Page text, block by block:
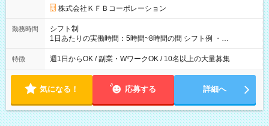
株式会社ＫＦＢコーポレーション
勤務時間
シフト制
1日あたりの実働時間：5時間~8時間の間 シフト例 ・
9:30~18:00 実働7.5時間 ・9:30~14:30 実働5時間 ・
16:00~21:30 実働5.5時間
特徴 週1日からOK / 副業・WワークOK / 10名以上の大量募集
気になる！ 応募する 詳細へ